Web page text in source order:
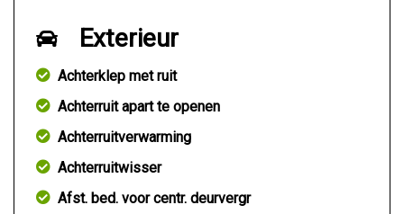
Exterieur
Achterklep met ruit
Achterruit apart te openen
Achterruitverwarming
Achterruitwisser
Afst. bed. voor centr. deurvergr